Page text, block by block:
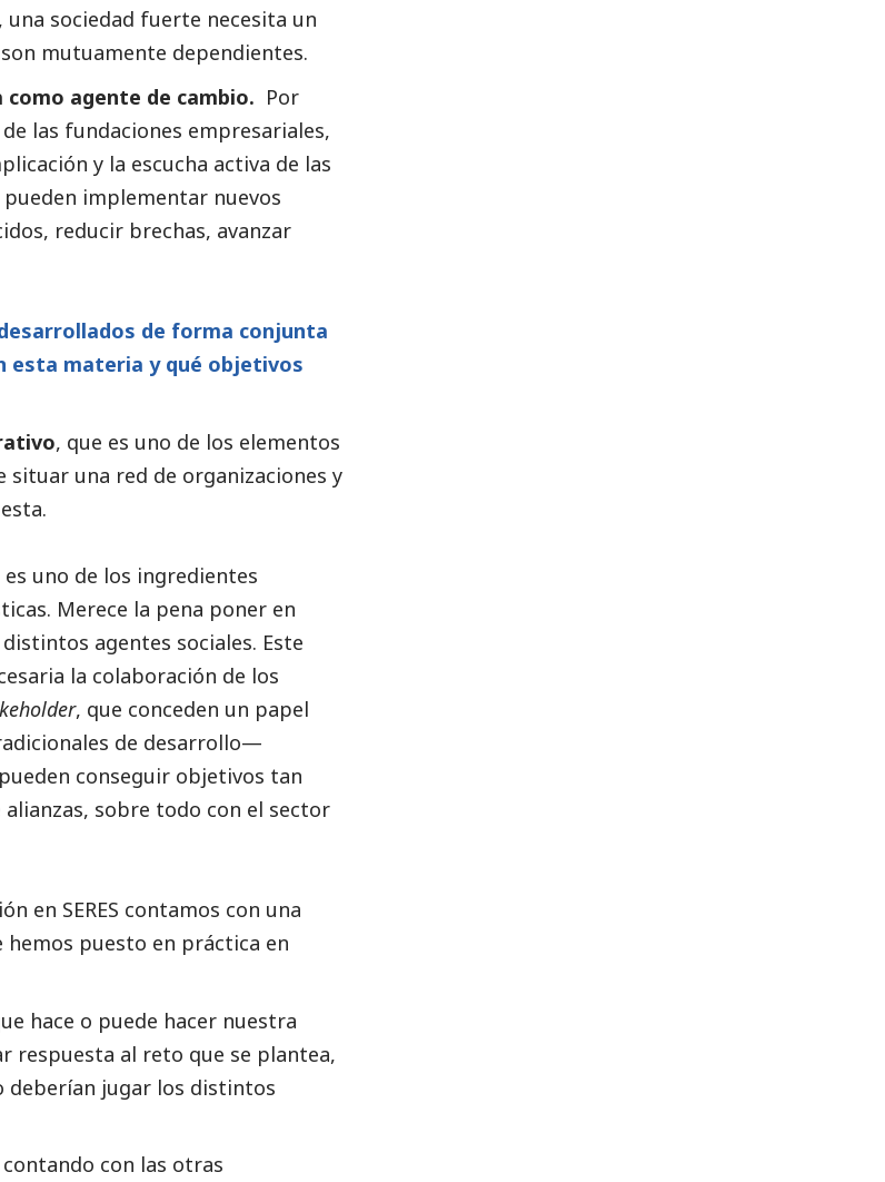
sociedad fuerte necesita un
mutuamente dependientes.
como agente de cambio. Por
las fundaciones empresariales,
y la escucha activa de las
implementar nuevos
reducir brechas, avanzar
de forma conjunta
esta materia y qué objetivos
, que es uno de los elementos
una red de organizaciones y
uno de los ingredientes
Merece la pena poner en
agentes sociales. Este
la colaboración de los
, que conceden un papel
de desarrollo—
conseguir objetivos tan
sobre todo con el sector
en SERES contamos con una
puesto en práctica en
hace o puede hacer nuestra
respuesta al reto que se plantea,
deberían jugar los distintos
con las otras